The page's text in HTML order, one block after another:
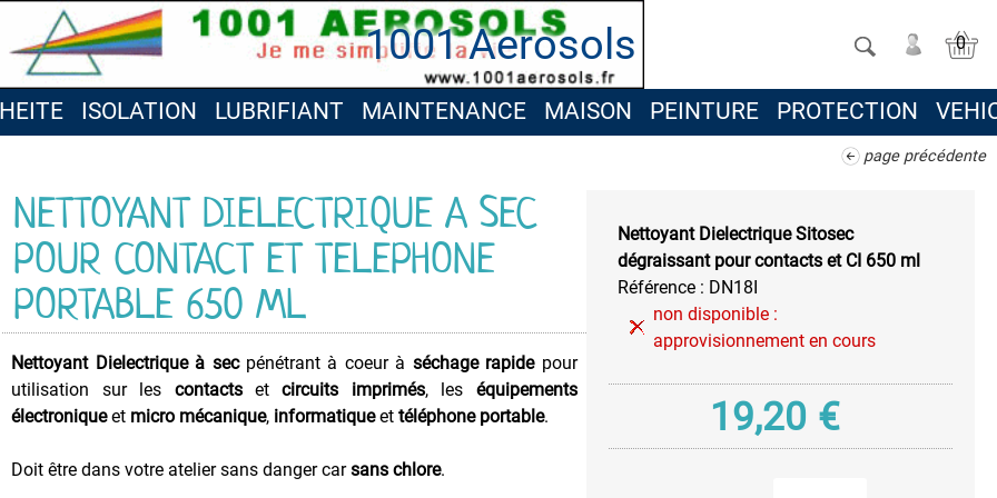
1001 Aerosols 0
ISOLATION LUBRIFIANT MAINTENANCE MAISON PEINTURE PROTECTION
page précédente
NETTOYANT DIELECTRIQUE A SEC
POUR CONTACT ET TELEPHONE
PORTABLE 650 ML
Nettoyant Dielectrique à secpénétrant à coeur à séchage rapidepour
utilisation sur les contactsetcircuits imprimés, les équipements
électroniqueet micro mécanique, informatiqueettéléphone portable.
Doit être dans votre atelier sans danger carsans chlore.
Nettoyant Dielectrique Sitosec
dégraissant pour contacts et CI 650 ml
Référence : DN18I
non disponible :
approvisionnement en cours
19,20 €